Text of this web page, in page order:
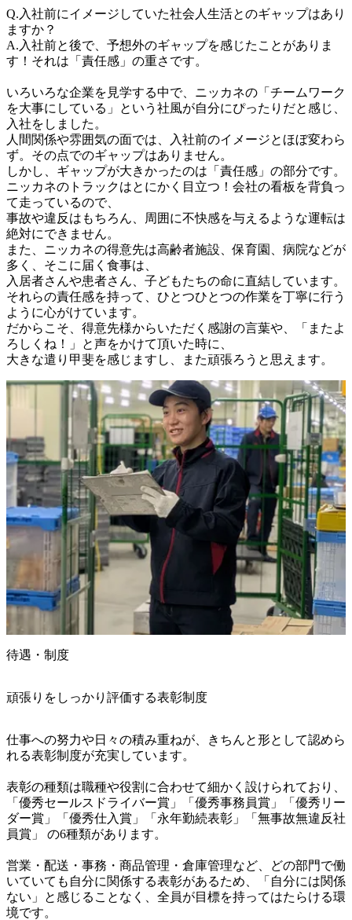
Q.入社前にイメージしていた社会人生活とのギャップはあり
ますか？
A.入社前と後で、予想外のギャップを感じたことがありま
す！それは「責任感」の重さです。
いろいろな企業を見学する中で、ニッカネの「チームワーク
を大事にしている」という社風が自分にぴったりだと感じ、
入社をしました。
人間関係や雰囲気の面では、入社前のイメージとほぼ変わら
ず。その点でのギャップはありません。
しかし、ギャップが大きかったのは「責任感」の部分です。
ニッカネのトラックはとにかく目立つ！会社の看板を背負っ
て走っているので、
事故や違反はもちろん、周囲に不快感を与えるような運転は
絶対にできません。
また、ニッカネの得意先は高齢者施設、保育園、病院などが
多く、そこに届く食事は、
入居者さんや患者さん、子どもたちの命に直結しています。
それらの責任感を持って、ひとつひとつの作業を丁寧に行う
ように心がけています。
だからこそ、得意先様からいただく感謝の言葉や、「またよ
ろしくね！」と声をかけて頂いた時に、
大きな遣り甲斐を感じますし、また頑張ろうと思えます。
待遇・制度
頑張りをしっかり評価する表彰制度
仕事への努力や日々の積み重ねが、きちんと形として認めら
れる表彰制度が充実しています。
表彰の種類は職種や役割に合わせて細かく設けられており、
「優秀セールスドライバー賞」「優秀事務員賞」「優秀リー
ダー賞」「優秀仕入賞」「永年勤続表彰」「無事故無違反社
員賞」 の6種類があります。
営業・配送・事務・商品管理・倉庫管理など、どの部門で働
いていても自分に関係する表彰があるため、「自分には関係
ない」と感じることなく、全員が目標を持ってはたらける環
境です。